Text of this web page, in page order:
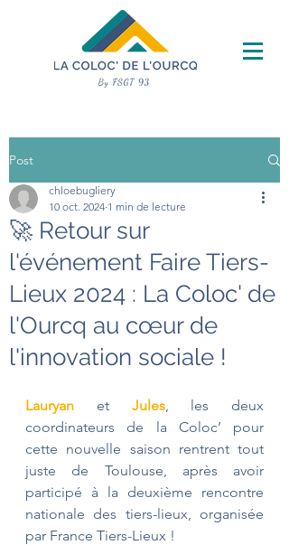
Post
🚀 Retour sur
l'événement Faire Tiers-
Lieux 2024 : La Coloc' de
l'Ourcq au cœur de
l'innovation sociale !
chloebugliery
10 oct. 2024 1 min de lecture
Lauryan et Jules, les deux
coordinateurs de la Coloc’ pour
cette nouvelle saison rentrent tout
juste de Toulouse, après avoir
participé à la deuxième rencontre
nationale des tiers-lieux, organisée
par France Tiers-Lieux !